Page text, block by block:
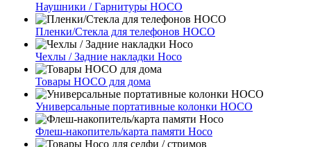
Наушники / Гарнитуры HOCO
Пленки/Стекла для телефонов HOCO
Чехлы / Задние накладки Hoco
Товары HOCO для дома
Универсальные портативные колонки HOCO
Флеш-накопитель/карта памяти Hoco